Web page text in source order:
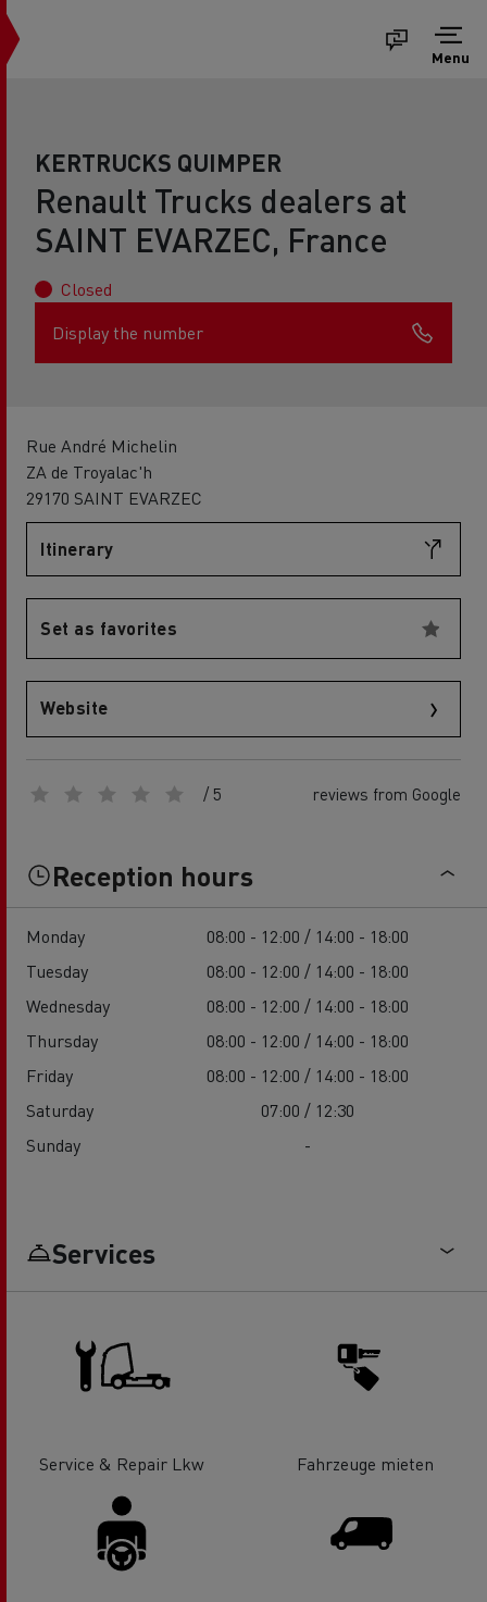
Menu
KERTRUCKS QUIMPER
Renault Trucks dealers at
SAINT EVARZEC, France
Closed
Display the number
Rue André Michelin
ZA de Troyalac'h
29170 SAINT EVARZEC
Itinerary
Set as favorites
Website
/ 5 reviews from Google
Reception hours
Monday
08:00 - 12:00 / 14:00 - 18:00
Tuesday
08:00 - 12:00 / 14:00 - 18:00
Wednesday
08:00 - 12:00 / 14:00 - 18:00
Thursday
08:00 - 12:00 / 14:00 - 18:00
Friday
08:00 - 12:00 / 14:00 - 18:00
Saturday
07:00 / 12:30
Sunday
-
Services
Service & Repair Lkw Fahrzeuge mieten